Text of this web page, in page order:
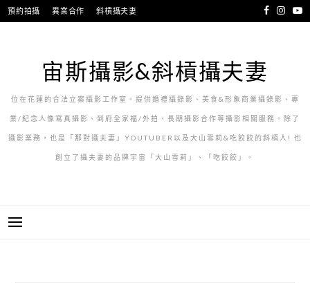
跳
至
預約拍攝 異業合作 斜槓攝夫妻
宙斯攝影&斜槓攝夫妻
位在花蓮的合法立案攝影工作室。提供婚禮攝錄影、美食&形象商業攝錄影、專
業/紀念人像寫真攝影、到府全家福/外拍、長期攝影合作等攝影相關服務。除了
攝影業務，也是「那對攝夫妻」YOUTUBER以及大山雪莉&吃餃餃的斜槓人! 也
創立了攝夫妻的品牌宇宙「大山雪莉」、「吃餃餃」。